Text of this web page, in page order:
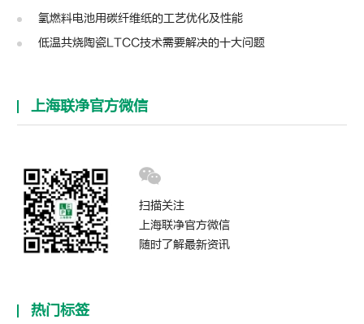
氢燃料电池用碳纤维纸的工艺优化及性能
低温共烧陶瓷LTCC技术需要解决的十大问题
上海联净官方微信
扫描关注
上海联净官方微信
随时了解最新资讯
热门标签